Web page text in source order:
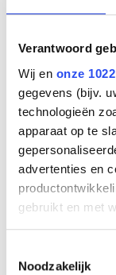
Verantwoord
Wij en onze
gegevens (bijv.
technologieën
apparaat op te
advertenties en
gebruikt en met
Noodzakelijk
De rookmelder
gekoppelde
optische
gedetecteerd,
85 dB(A) klinkt
waarschuwen.
De melder
en werkt op
verbinding
worden.